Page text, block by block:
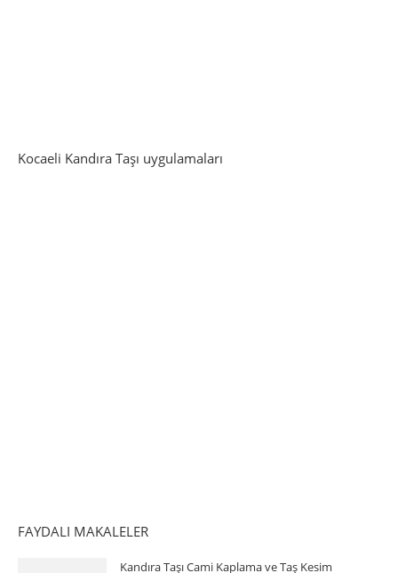
Kocaeli Kandıra Taşı uygulamaları
FAYDALI MAKALELER
Kandıra Taşı Cami Kaplama ve Taş Kesim